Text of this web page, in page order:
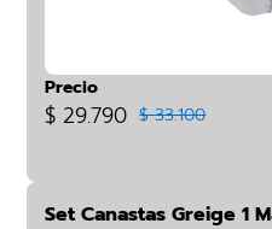
Precio
$ 29.790 $ 33.100
Set Canastas Greige 1